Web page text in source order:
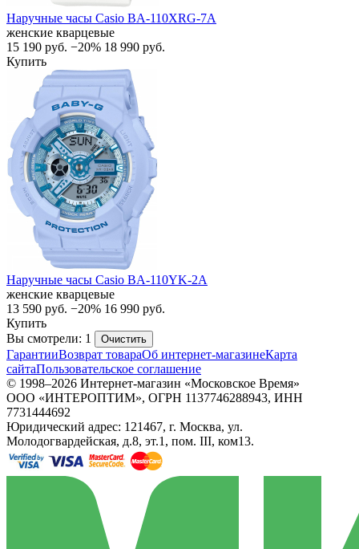
Наручные часы Casio BA-110XRG-7A
женские кварцевые
15 190 руб. −20% 18 990 руб.
Купить
Наручные часы Casio BA-110YK-2A
женские кварцевые
13 590 руб. −20% 16 990 руб.
Купить
Вы смотрели: 1
Очистить
ГарантииВозврат товараОб интернет-магазинеКарта
сайтаПользовательское соглашение
© 1998–2026 Интернет-магазин «Московское Время»
ООО «ИНТЕРОПТИМ», ОГРН 1137746288943, ИНН
7731444692
Юридический адрес: 121467, г. Москва, ул.
Молодогвардейская, д.8, эт.1, пом. III, ком13.